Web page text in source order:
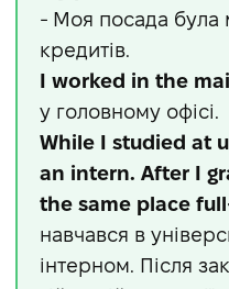
- Моя посада
кредитів.
I worked in the
у головному офісі.
While I studied at
an intern. After I
the same place
навчався в
інтерном. Після